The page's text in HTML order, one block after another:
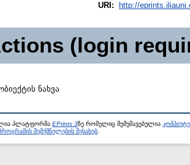
URI:
http://
(login
ნახვა
პლატფორმა EPrints 3ზე რომელიც შემუშავებულია
შემქმნელების შესახებ.